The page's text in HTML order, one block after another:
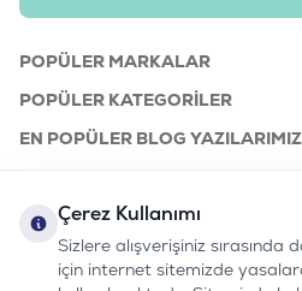
POPÜLER MARKALAR
POPÜLER KATEGORILER
EN POPÜLER BLOG YAZILARIMIZ
KURUMSAL
Çerez Kullanımı
Sizlere alışverişiniz sırasında
için internet sitemizde